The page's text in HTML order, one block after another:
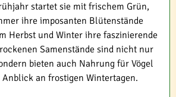
startet sie mit frischem Grün,
ihre imposanten Blütenstände
Herbst und Winter ihre faszinierende
Samenstände sind nicht nur
bieten auch Nahrung für Vögel
an frostigen Wintertagen.